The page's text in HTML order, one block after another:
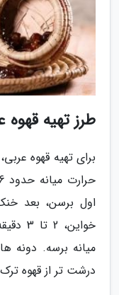
طرز تهیه
برای تهیه قهوه
اول برسن، بعد
میانه برسه. دونه
درشت تر از قهوه